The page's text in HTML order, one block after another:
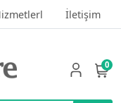
İletişim
0